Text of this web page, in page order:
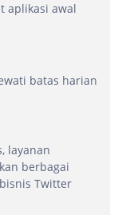
aplikasi awal
batas harian
layanan
berbagai
Twitter